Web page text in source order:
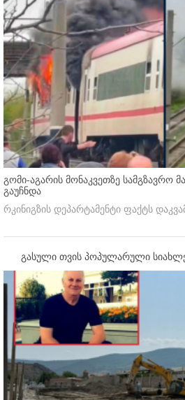
გომი-აგარის მონაკვეთზე სამგზავრო
გაუჩნდა
რკინიგზის დეპარტამენტი ფაქტს
გასული თვის პოპულარული